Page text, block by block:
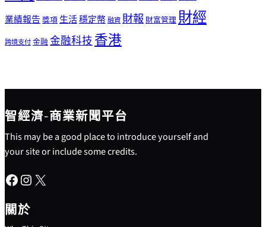
業績報告 獎項生活穩定幣融資 財報 財富管理財經
跨境支付金融 金融科技香港
智經濟-商業新聞平台
This may be a good place to introduce yourself and
your site or include some credits.
Facebook Instagram X
關於